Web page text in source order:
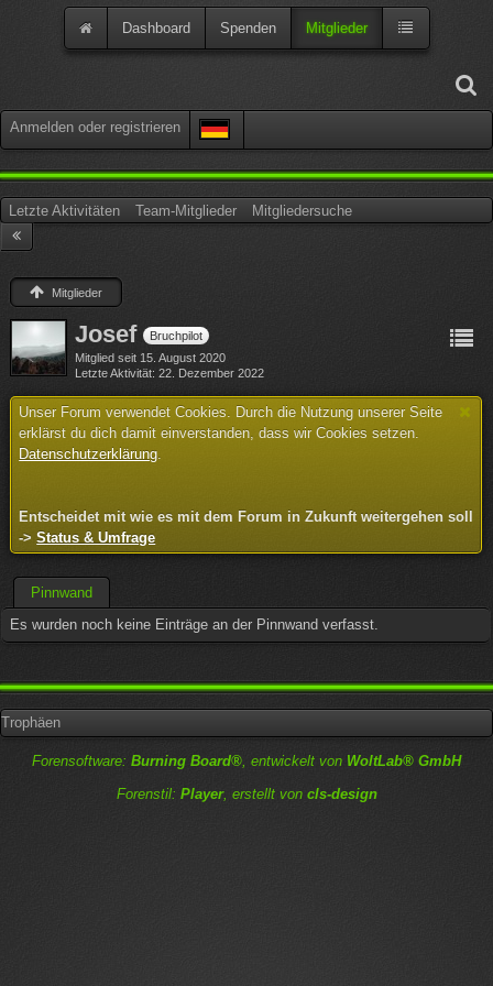
Anmelden oder registrieren
Dashboard Spenden Mitglieder
Letzte Aktivitäten Team-Mitglieder Mitgliedersuche
Mitglieder
Josef Bruchpilot
Mitglied seit 15. August 2020
Letzte Aktivität 22. Dezember 2022
Unser Forum verwendet Cookies. Durch die Nutzung unserer Seite
erklärst du dich damit einverstanden, dass wir Cookies setzen.
Datenschutzerklärung.
Entscheidet mit wie es mit dem Forum in Zukunft weitergehen soll
->Status & Umfrage
Pinnwand
Es wurden noch keine Einträge an der Pinnwand verfasst.
Trophäen
Forensoftware: Burning Board®, entwickelt von WoltLab® GmbH
Forenstil: Player, erstellt von cls-design